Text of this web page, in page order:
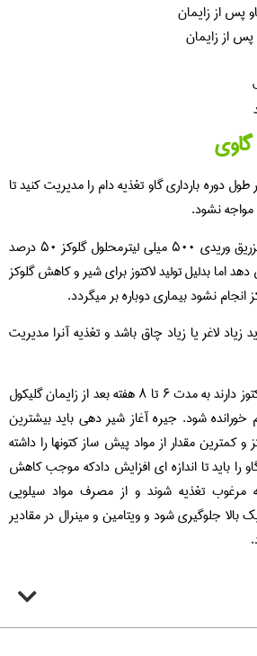
پس از زایمان
از زایمان
گاوی
دوره بارداری گاو تغذیه دام را مدیریت کنید تا
نشود.
یکی از روشهای درمان کتوز تزریق وریدی ۵۰۰ میلی لیترمحلول گلوکز ۵۰ درصد
اما بدلیل تولید لاکتوز برای شیر و کاهش گلوکز
انجام نشود بیماری دوباره بر میگردد.
زیاد لاغر یا زیاد چاق باشد و تغذیه آنرا مدیریت
به گاوهایی که سابقه ابتلا به کتوز دارند به مدت ۶ تا ۸ هفته بعد از زایمان گلیکول
خورانده شود. جیره آغاز شیر دهی باید بیشترین
و کمترین مقدار از مواد پیش ساز کتونها را داشته
را باید تا اندازه ای افزایش دادکه موجب کاهش
با علوفه مرغوب تغذیه شوند و از مصرف مواد سیلویی
بالا جلوگیری شود و ویتامین و مینرال در مقادیر